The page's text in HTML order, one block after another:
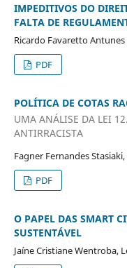
IMPEDITIVOS DO
FALTA DE
Ricardo Favaretto Antunes
PDF
POLÍTICA DE COTAS
UMA ANÁLISE DA LEI
ANTIRRACISTA
Fagner Fernandes
PDF
O PAPEL DAS SMART
SUSTENTÁVEL
Jaíne Cristiane Wentroba,